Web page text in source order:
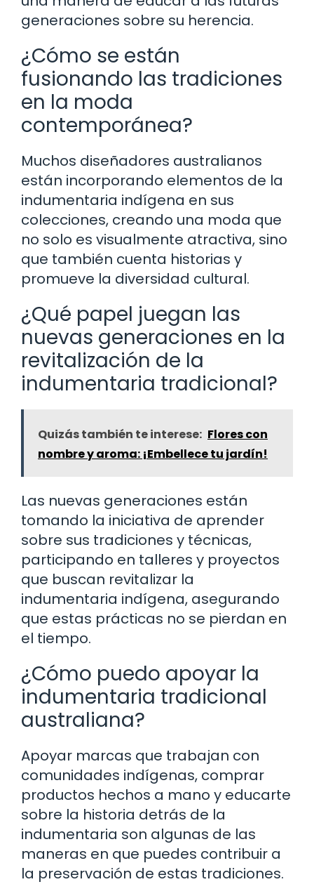
generaciones sobre su herencia.
¿Cómo se están
fusionando las tradiciones
en la moda
contemporánea?
Muchos diseñadores australianos
están incorporando elementos de la
indumentaria indígena en sus
colecciones, creando una moda que
no solo es visualmente atractiva, sino
que también cuenta historias y
promueve la diversidad cultural.
¿Qué papel juegan las
nuevas generaciones en la
revitalización de la
indumentaria tradicional?
Quizás también te interese: Flores con
nombre y aroma: ¡Embellece tu jardín!
Las nuevas generaciones están
tomando la iniciativa de aprender
sobre sus tradiciones y técnicas,
participando en talleres y proyectos
que buscan revitalizar la
indumentaria indígena, asegurando
que estas prácticas no se pierdan en
el tiempo.
¿Cómo puedo apoyar la
indumentaria tradicional
australiana?
Apoyar marcas que trabajan con
comunidades indígenas, comprar
productos hechos a mano y educarte
sobre la historia detrás de la
indumentaria son algunas de las
maneras en que puedes contribuir a
la preservación de estas tradiciones.